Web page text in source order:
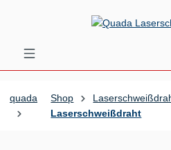
Zum Hauptinhalt springen
quada Shop
Laserschweißdraht